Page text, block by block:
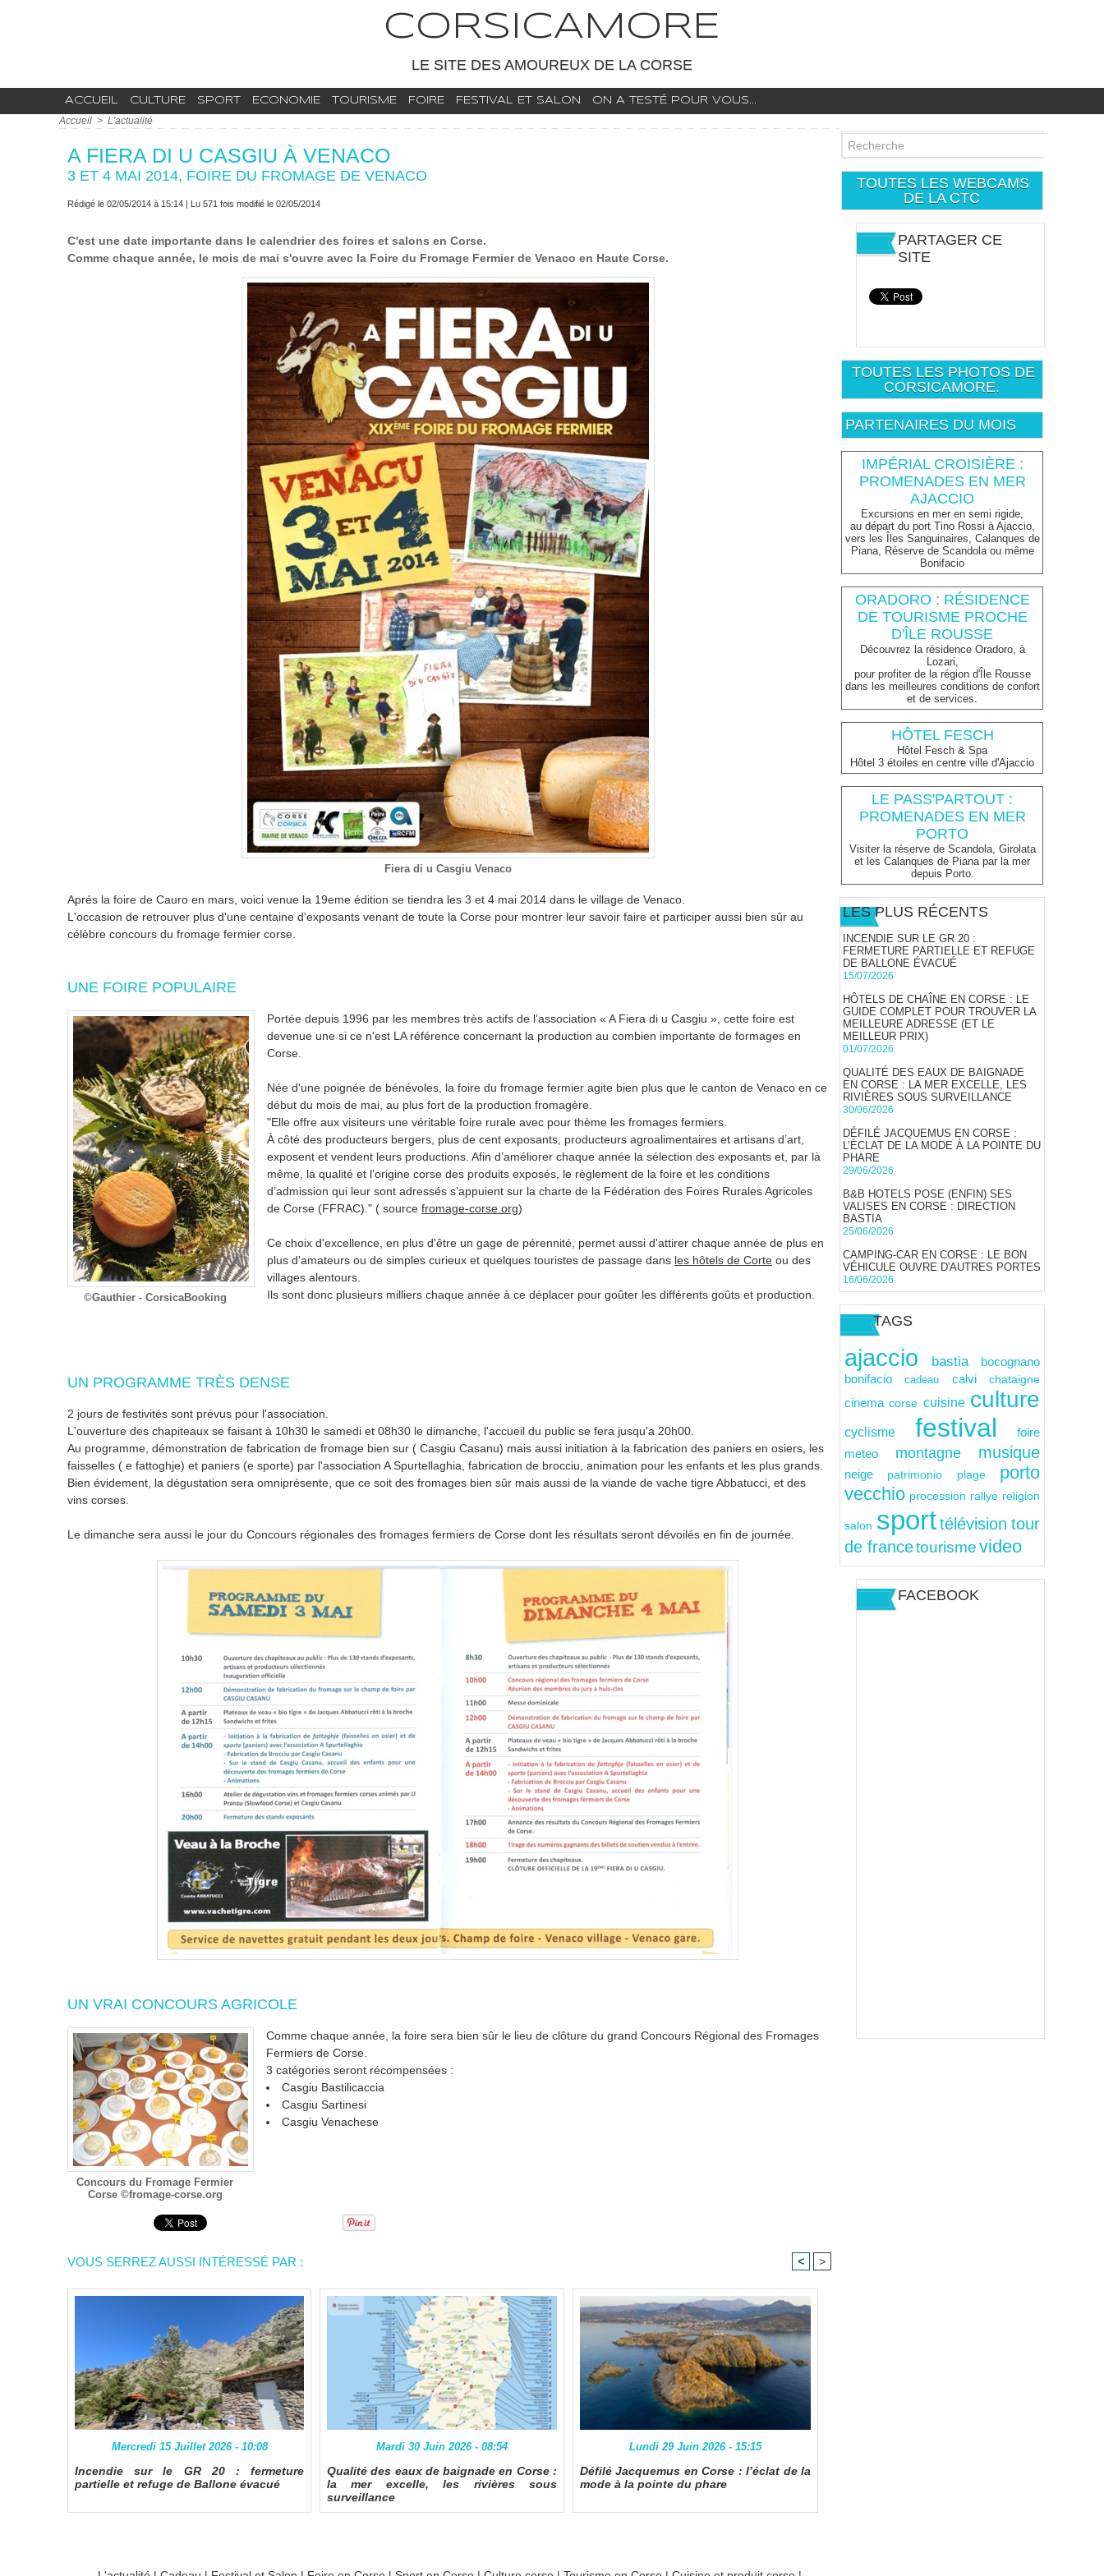
CORSICAMORE
LE SITE DES AMOUREUX DE LA CORSE
ACCUEIL CULTURE SPORT ECONOMIE TOURISME FOIRE FESTIVAL ET SALON ON A TESTÉ POUR VOUS...
Accueil > L'actualité
A FIERA DI U CASGIU À VENACO
3 ET 4 MAI 2014, FOIRE DU FROMAGE DE VENACO
Rédigé le 02/05/2014 à 15:14 | Lu 571 fois modifié le 02/05/2014
C'est une date importante dans le calendrier des foires et salons en Corse.
Comme chaque année, le mois de mai s'ouvre avec la Foire du Fromage Fermier de Venaco en Haute Corse.
Fiera di u Casgiu Venaco
Aprés la foire de Cauro en mars, voici venue la 19eme édition se tiendra les 3 et 4 mai 2014 dans le village de Venaco.
L'occasion de retrouver plus d'une centaine d'exposants venant de toute la Corse pour montrer leur savoir faire et participer aussi bien sûr au
célèbre concours du fromage fermier corse.
UNE FOIRE POPULAIRE
©Gauthier - CorsicaBooking
Portée depuis 1996 par les membres très actifs de l’association « A Fiera di u Casgiu », cette foire est
devenue une si ce n'est LA référence concernant la production au combien importante de formages en
Corse.
Née d'une poignée de bénévoles, la foire du fromage fermier agite bien plus que le canton de Venaco en ce
début du mois de mai, au plus fort de la production fromagère.
"Elle offre aux visiteurs une véritable foire rurale avec pour thème les fromages fermiers.
À côté des producteurs bergers, plus de cent exposants, producteurs agroalimentaires et artisans d’art,
exposent et vendent leurs productions. Afin d’améliorer chaque année la sélection des exposants et, par là
même, la qualité et l’origine corse des produits exposés, le règlement de la foire et les conditions
d’admission qui leur sont adressés s’appuient sur la charte de la Fédération des Foires Rurales Agricoles
de Corse (FFRAC)." ( source fromage-corse.org)
Ce choix d'excellence, en plus d'être un gage de pérennité, permet aussi d'attirer chaque année de plus en
plus d'amateurs ou de simples curieux et quelques touristes de passage dans les hôtels de Corte ou des
villages alentours.
Ils sont donc plusieurs milliers chaque année à ce déplacer pour goûter les différents goûts et production.
UN PROGRAMME TRÈS DENSE
2 jours de festivités sont prévus pour l'association.
L'ouverture des chapiteaux se faisant à 10h30 le samedi et 08h30 le dimanche, l'accueil du public se fera jusqu'a 20h00.
Au programme, démonstration de fabrication de fromage bien sur ( Casgiu Casanu) mais aussi initiation à la fabrication des paniers en osiers, les
faisselles ( e fattoghje) et paniers (e sporte) par l'association A Spurtellaghia, fabrication de brocciu, animation pour les enfants et les plus grands.
Bien évidement, la dégustation sera omniprésente, que ce soit des fromages bien sûr mais aussi de la viande de vache tigre Abbatucci, et des
vins corses.
Le dimanche sera aussi le jour du Concours régionales des fromages fermiers de Corse dont les résultats seront dévoilés en fin de journée.
UN VRAI CONCOURS AGRICOLE
Concours du Fromage Fermier
Corse ©fromage-corse.org
Comme chaque année, la foire sera bien sûr le lieu de clôture du grand Concours Régional des Fromages
Fermiers de Corse.
3 catégories seront récompensées :
Casgiu Bastilicaccia
Casgiu Sartinesi
Casgiu Venachese
VOUS SERREZ AUSSI INTÉRESSÉ PAR : < >
Mercredi 15 Juillet 2026 - 10:08
Incendie sur le GR 20 : fermeture
partielle et refuge de Ballone évacué
Mardi 30 Juin 2026 - 08:54
Qualité des eaux de baignade en Corse :
la mer excelle, les rivières sous
surveillance
Lundi 29 Juin 2026 - 15:15
Défilé Jacquemus en Corse : l’éclat de la
mode à la pointe du phare
TOUTES LES WEBCAMS
DE LA CTC
PARTAGER CE
SITE
TOUTES LES PHOTOS DE
CORSICAMORE.
PARTENAIRES DU MOIS
IMPÉRIAL CROISIÈRE :
PROMENADES EN MER
AJACCIO
Excursions en mer en semi rigide,
au départ du port Tino Rossi à Ajaccio,
vers les Îles Sanguinaires, Calanques de
Piana, Réserve de Scandola ou même
Bonifacio
ORADORO : RÉSIDENCE
DE TOURISME PROCHE
D'ÎLE ROUSSE
Découvrez la résidence Oradoro, à
Lozari,
pour profiter de la région d'Île Rousse
dans les meilleures conditions de confort
et de services.
HÔTEL FESCH
Hôtel Fesch & Spa
Hôtel 3 étoiles en centre ville d'Ajaccio
LE PASS'PARTOUT :
PROMENADES EN MER
PORTO
Visiter la réserve de Scandola, Girolata
et les Calanques de Piana par la mer
depuis Porto.
LES PLUS RÉCENTS
INCENDIE SUR LE GR 20 :
FERMETURE PARTIELLE ET REFUGE
DE BALLONE ÉVACUÉ
15/07/2026
HÔTELS DE CHAÎNE EN CORSE : LE
GUIDE COMPLET POUR TROUVER LA
MEILLEURE ADRESSE (ET LE
MEILLEUR PRIX)
01/07/2026
QUALITÉ DES EAUX DE BAIGNADE
EN CORSE : LA MER EXCELLE, LES
RIVIÈRES SOUS SURVEILLANCE
30/06/2026
DÉFILÉ JACQUEMUS EN CORSE :
L’ÉCLAT DE LA MODE À LA POINTE DU
PHARE
29/06/2026
B&B HOTELS POSE (ENFIN) SES
VALISES EN CORSE : DIRECTION
BASTIA
25/06/2026
CAMPING-CAR EN CORSE : LE BON
VÉHICULE OUVRE D'AUTRES PORTES
16/06/2026
TAGS
ajaccio bastia bocognano
bonifacio cadeau calvi chataigne
cinema corse cuisine culture
cyclisme festival foire
meteo montagne musique
neige patrimonio plage
porto
vecchio procession rallye religion
salon sport télévision tour
de francetourismevideo
FACEBOOK